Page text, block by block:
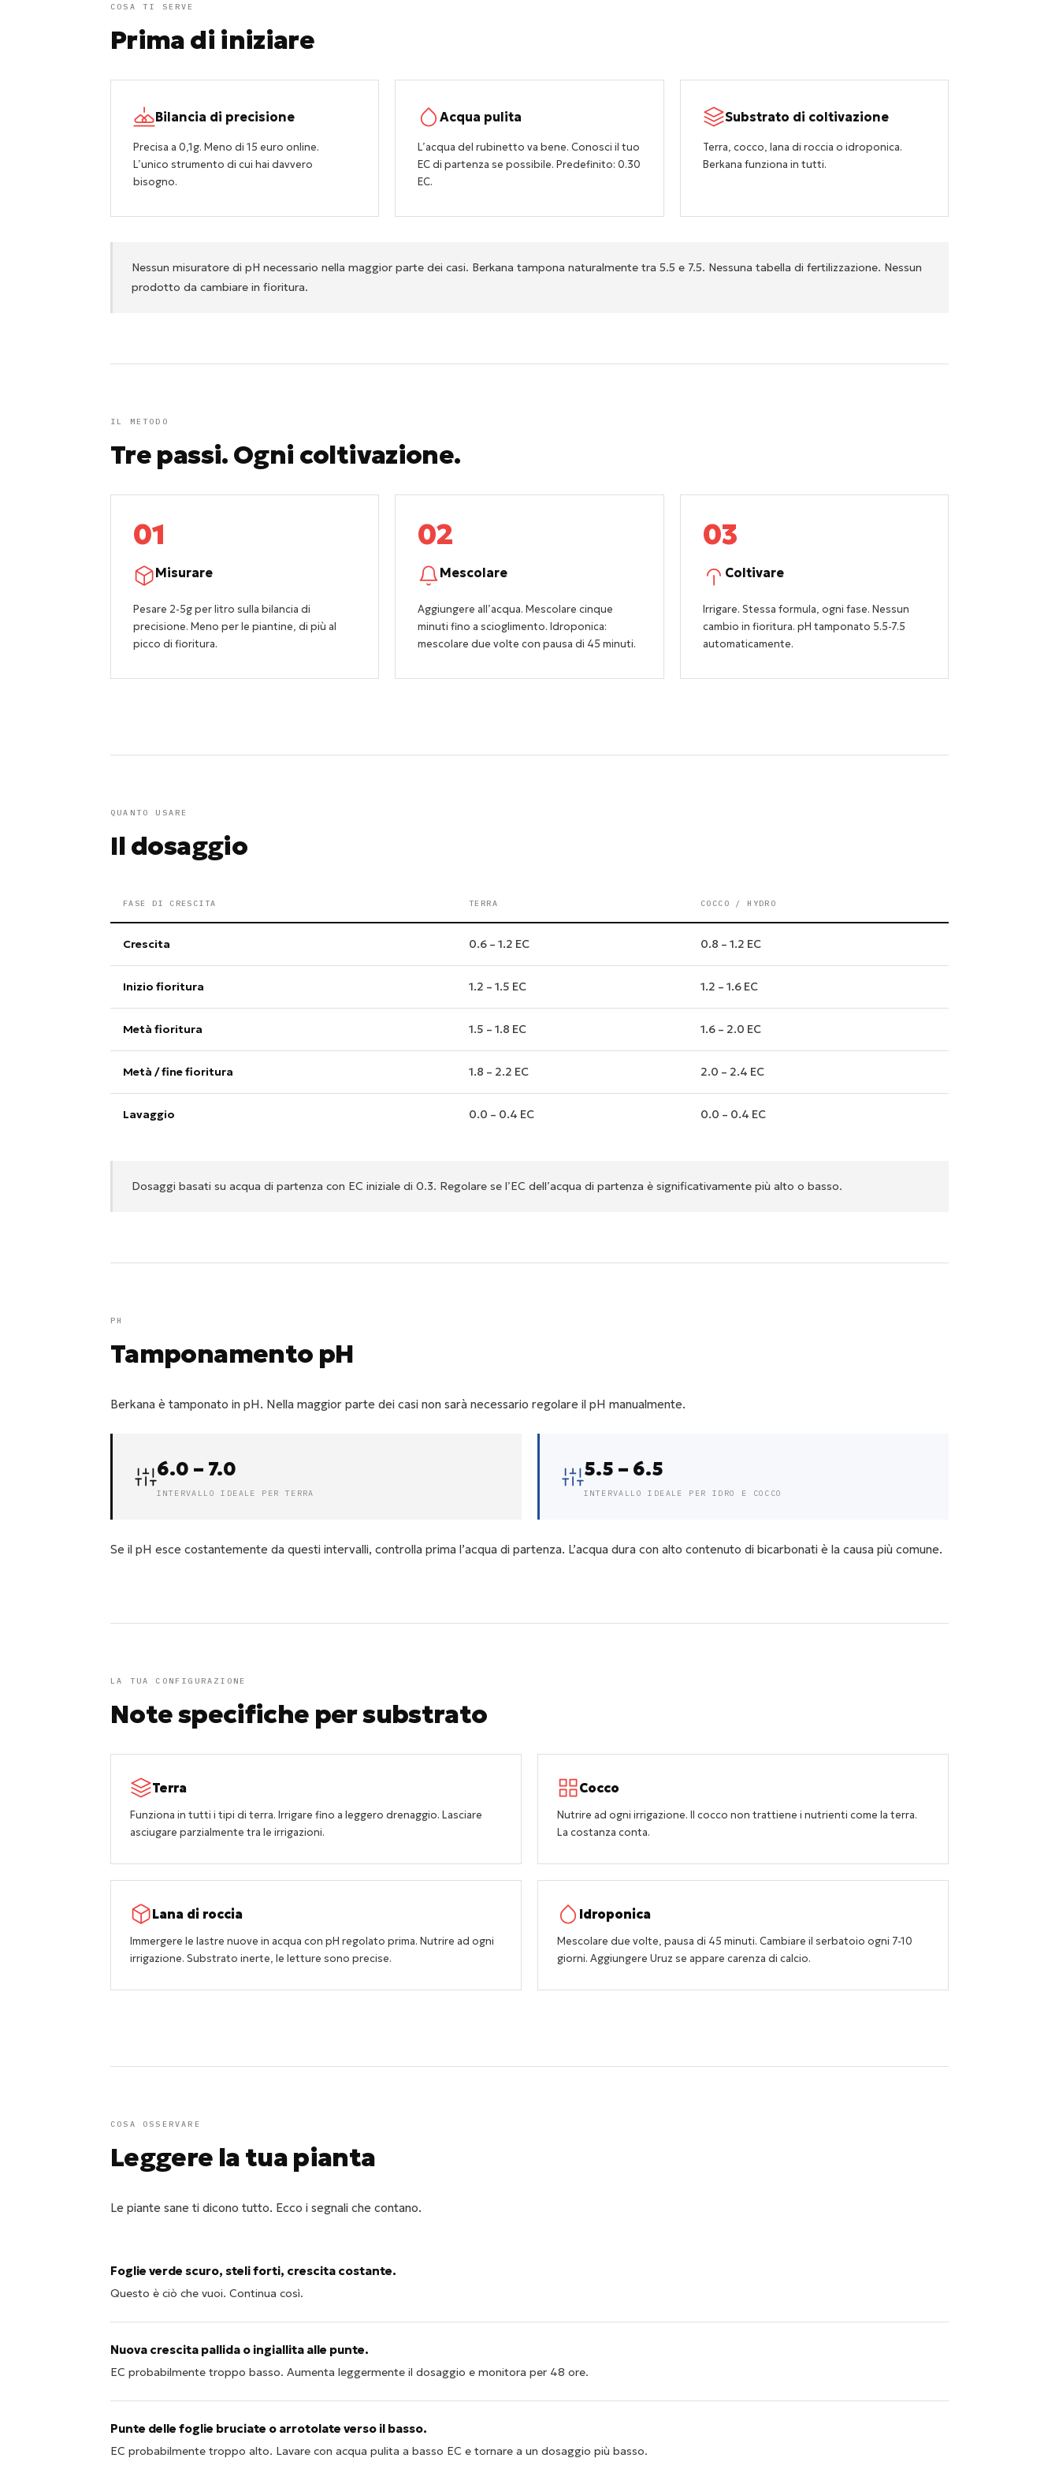
COSA TI SERVE
Prima di iniziare
Bilancia di precisione
Precisa a 0,1g. Meno di 15 euro online.
L’unico strumento di cui hai davvero
bisogno.
Acqua pulita
L’acqua del rubinetto va bene. Conosci il tuo
EC di partenza se possibile. Predefinito: 0.30
EC.
Substrato di coltivazione
Terra, cocco, lana di roccia o idroponica.
Berkana funziona in tutti.
Nessun misuratore di pH necessario nella maggior parte dei casi. Berkana tampona naturalmente tra 5.5 e 7.5. Nessuna tabella di fertilizzazione. Nessun
prodotto da cambiare in fioritura.
IL METODO
Tre passi. Ogni coltivazione.
01
Misurare
Pesare 2-5g per litro sulla bilancia di
precisione. Meno per le piantine, di più al
picco di fioritura.
02
Mescolare
Aggiungere all’acqua. Mescolare cinque
minuti fino a scioglimento. Idroponica:
mescolare due volte con pausa di 45 minuti.
03
Coltivare
Irrigare. Stessa formula, ogni fase. Nessun
cambio in fioritura. pH tamponato 5.5-7.5
automaticamente.
QUANTO USARE
Il dosaggio
FASE DI CRESCITA TERRA COCCO / HYDRO
Crescita 0.6 – 1.2 EC 0.8 – 1.2 EC
Inizio fioritura 1.2 – 1.5 EC 1.2 – 1.6 EC
Metà fioritura 1.5 – 1.8 EC 1.6 – 2.0 EC
Metà / fine fioritura 1.8 – 2.2 EC 2.0 – 2.4 EC
Lavaggio 0.0 – 0.4 EC 0.0 – 0.4 EC
Dosaggi basati su acqua di partenza con EC iniziale di 0.3. Regolare se l’EC dell’acqua di partenza è significativamente più alto o basso.
PH
Tamponamento pH
Berkana è tamponato in pH. Nella maggior parte dei casi non sarà necessario regolare il pH manualmente.
6.0 – 7.0
INTERVALLO IDEALE PER TERRA
5.5 – 6.5
INTERVALLO IDEALE PER IDRO E COCCO
Se il pH esce costantemente da questi intervalli, controlla prima l’acqua di partenza. L’acqua dura con alto contenuto di bicarbonati è la causa più comune.
LA TUA CONFIGURAZIONE
Note specifiche per substrato
Terra
Funziona in tutti i tipi di terra. Irrigare fino a leggero drenaggio. Lasciare
asciugare parzialmente tra le irrigazioni.
Cocco
Nutrire ad ogni irrigazione. Il cocco non trattiene i nutrienti come la terra.
La costanza conta.
Lana di roccia
Immergere le lastre nuove in acqua con pH regolato prima. Nutrire ad ogni
irrigazione. Substrato inerte, le letture sono precise.
Idroponica
Mescolare due volte, pausa di 45 minuti. Cambiare il serbatoio ogni 7-10
giorni. Aggiungere Uruz se appare carenza di calcio.
COSA OSSERVARE
Leggere la tua pianta
Le piante sane ti dicono tutto. Ecco i segnali che contano.
Foglie verde scuro, steli forti, crescita costante.
Questo è ciò che vuoi. Continua così.
Nuova crescita pallida o ingiallita alle punte.
EC probabilmente troppo basso. Aumenta leggermente il dosaggio e monitora per 48 ore.
Punte delle foglie bruciate o arrotolate verso il basso.
EC probabilmente troppo alto. Lavare con acqua pulita a basso EC e tornare a un dosaggio più basso.